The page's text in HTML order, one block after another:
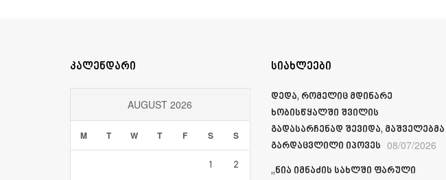
კალენდარი
AUGUST 2026
M T W T F S S
1 2
სიახლეები
დედა, რომელიც მდინარე
ხობისწყალში შვილის
გადასარჩენად შევიდა, მაშველებმა
გარდაცვლილი იპოვეს 08/07/2026
„ნია იმნაძის სახლში ფარული